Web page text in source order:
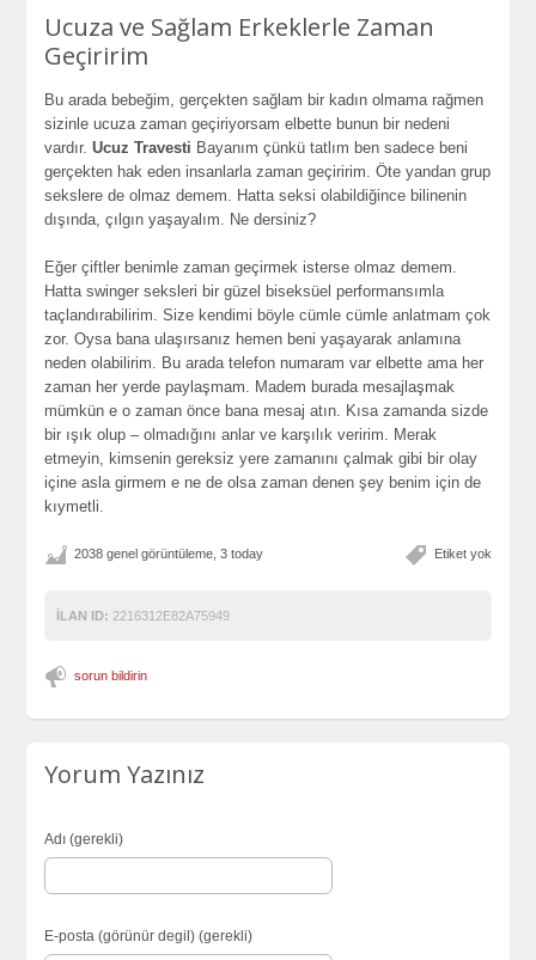
Ucuza ve Sağlam Erkeklerle Zaman
Geçiririm
Bu arada bebeğim, gerçekten sağlam bir kadın olmama rağmen
sizinle ucuza zaman geçiriyorsam elbette bunun bir nedeni
vardır.Ucuz Travesti Bayanım çünkü tatlım ben sadece beni
gerçekten hak eden insanlarla zaman geçiririm. Öte yandan grup
sekslere de olmaz demem. Hatta seksi olabildiğince bilinenin
dışında, çılgın yaşayalım. Ne dersiniz?
Eğer çiftler benimle zaman geçirmek isterse olmaz demem.
Hatta swinger seksleri bir güzel biseksüel performansımla
taçlandırabilirim. Size kendimi böyle cümle cümle anlatmam çok
zor. Oysa bana ulaşırsanız hemen beni yaşayarak anlamına
neden olabilirim. Bu arada telefon numaram var elbette ama her
zaman her yerde paylaşmam. Madem burada mesajlaşmak
mümkün e o zaman önce bana mesaj atın. Kısa zamanda sizde
bir ışık olup – olmadığını anlar ve karşılık veririm. Merak
etmeyin, kimsenin gereksiz yere zamanını çalmak gibi bir olay
içine asla girmem e ne de olsa zaman denen şey benim için de
kıymetli.
Etiket yok
2038 genel görüntüleme, 3 today
İLAN ID: 2216312E82A75949
sorun bildirin
Yorum Yazınız
Adı (gerekli)
E-posta (görünür degil) (gerekli)